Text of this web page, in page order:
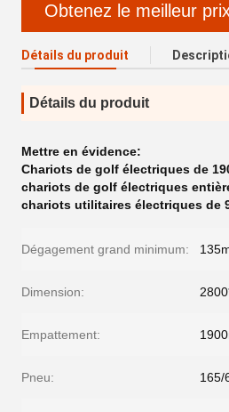
Obtenez le meilleur
Détails du produit
Détails du produit
Mettre en évidence:
Chariots de golf électriques de
chariots de golf électriques
chariots utilitaires électriques de
Dégagement grand minimum:
Dimension:
Empattement:
Pneu: 165/